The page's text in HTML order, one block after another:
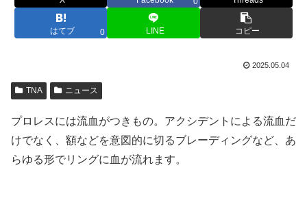
はてブ 0 LINE コピー
2025.05.04
TNA ニュース
プロレスには流血がつきもの。アクシデントによる流血だ
けでなく、額などを意図的に切るブレーディングなど、あ
らゆる形でリングに血が流れます。